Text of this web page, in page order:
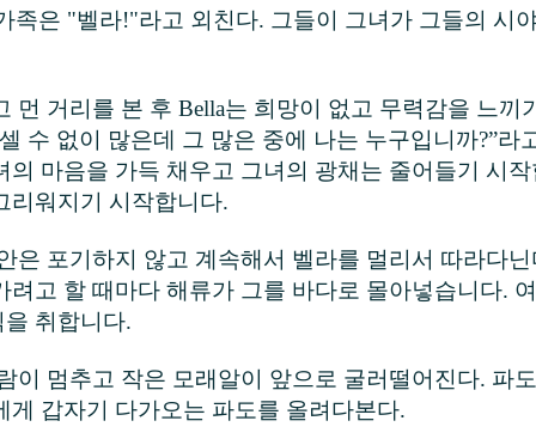
족은 "벨라!"라고 외친다. 그들이 그녀가 그들의 시
먼 거리를 본 후 Bella는 희망이 없고 무력감을 느끼
수 없이 많은데 그 많은 중에 나는 누구입니까?”라
의 마음을 가득 채우고 그녀의 광채는 줄어들기 시
리워지기 시작합니다.
은 포기하지 않고 계속해서 벨라를 멀리서 따라다
려고 할 때마다 해류가 그를 바다로 몰아넣습니다.
취합니다.
이 멈추고 작은 모래알이 앞으로 굴러떨어진다. 파
게 갑자기 다가오는 파도를 올려다본다.